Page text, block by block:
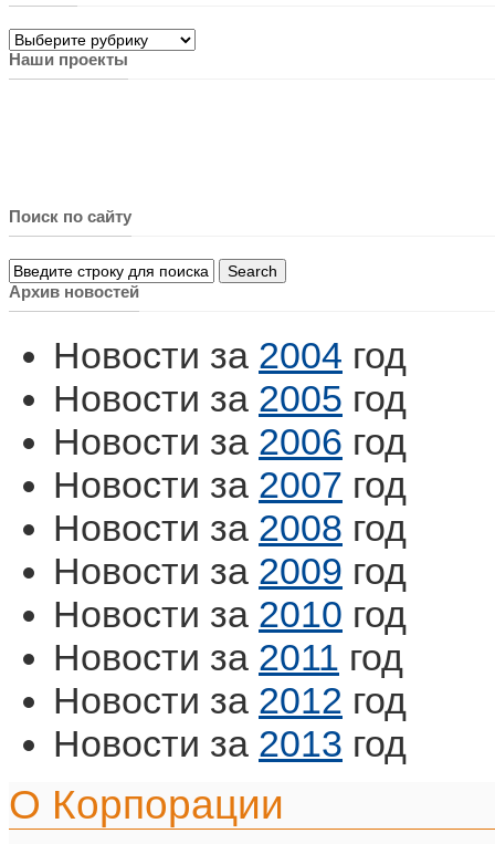
Рубрики
Наши проекты
Поиск по сайту
Архив новостей
Новости за 2004 год
Новости за 2005 год
Новости за 2006 год
Новости за 2007 год
Новости за 2008 год
Новости за 2009 год
Новости за 2010 год
Новости за 2011 год
Новости за 2012 год
Новости за 2013 год
О Корпорации